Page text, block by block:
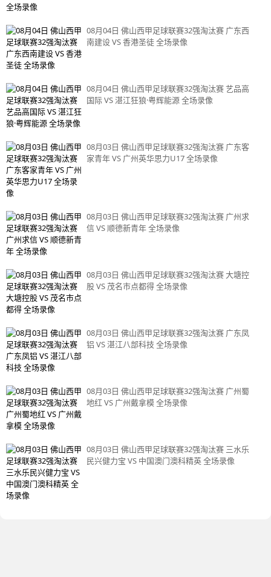
08月04日 佛山西甲足球联赛32强淘汰赛 广东西
南建设 VS 香港圣徒 全场录像
08月04日 佛山西甲足球联赛32强淘汰赛 艺品高
国际 VS 湛江狂狼·粤辉能源 全场录像
08月03日 佛山西甲足球联赛32强淘汰赛 广东客
家青年 VS 广州英华思力U17 全场录像
08月03日 佛山西甲足球联赛32强淘汰赛 广州求
信 VS 顺德新青年 全场录像
08月03日 佛山西甲足球联赛32强淘汰赛 大塘控
股 VS 茂名市点都得 全场录像
08月03日 佛山西甲足球联赛32强淘汰赛 广东凤
铝 VS 湛江八部科技 全场录像
08月03日 佛山西甲足球联赛32强淘汰赛 广州蜀
地红 VS 广州戴拿模 全场录像
08月03日 佛山西甲足球联赛32强淘汰赛 三水乐
民兴健力宝 VS 中国澳门澳科精英 全场录像